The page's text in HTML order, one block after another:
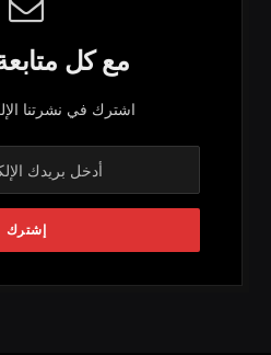
مع كل
اشترك في نشرتنا